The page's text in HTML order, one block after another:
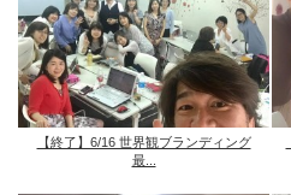
【終了】6/16 世界観ブランディング
最...